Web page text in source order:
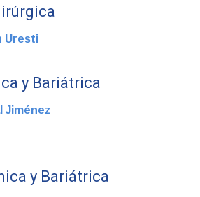
Uresti
y Bariátrica
Jiménez
y Bariátrica